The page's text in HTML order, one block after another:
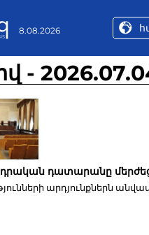
8.08.2026
-
դատարանը
արդյունքներն